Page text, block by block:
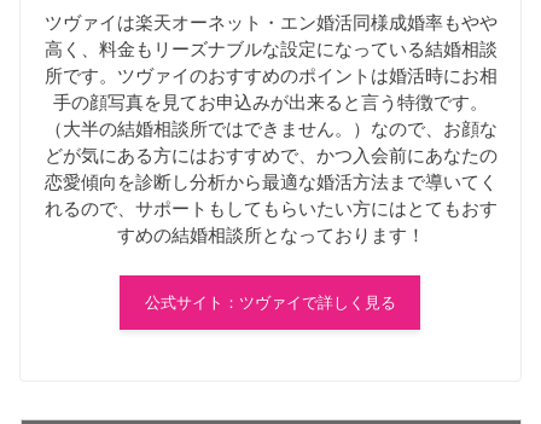
ツヴァイは楽天オーネット・エン婚活同様成婚率もやや
高く、料金もリーズナブルな設定になっている結婚相談
所です。ツヴァイのおすすめのポイントは婚活時にお相
手の顔写真を見てお申込みが出来ると言う特徴です。
（大半の結婚相談所ではできません。）なので、お顔な
どが気にある方にはおすすめで、かつ入会前にあなたの
恋愛傾向を診断し分析から最適な婚活方法まで導いてく
れるので、サポートもしてもらいたい方にはとてもおす
すめの結婚相談所となっております！
公式サイト：ツヴァイで詳しく見る